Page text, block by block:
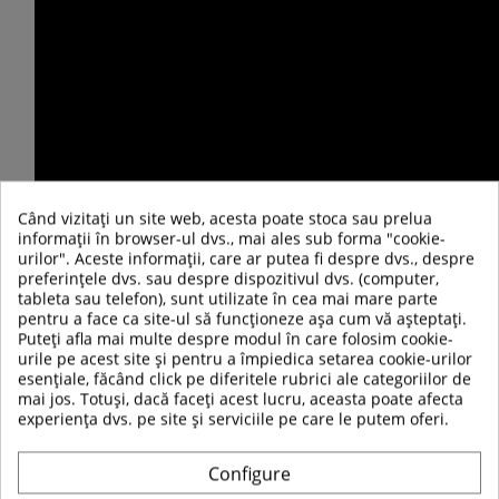
TABEL DE DATE
Cauciuc
Când vizitați un site web, acesta poate stoca sau prelua
informații în browser-ul dvs., mai ales sub forma "cookie-
urilor". Aceste informații, care ar putea fi despre dvs., despre
preferințele dvs. sau despre dispozitivul dvs. (computer,
tableta sau telefon), sunt utilizate în cea mai mare parte
pentru a face ca site-ul să funcționeze așa cum vă așteptați.
Puteți afla mai multe despre modul în care folosim cookie-
urile pe acest site și pentru a împiedica setarea cookie-urilor
esențiale, făcând click pe diferitele rubrici ale categoriilor de
mai jos. Totuși, dacă faceți acest lucru, aceasta poate afecta
experiența dvs. pe site și serviciile pe care le putem oferi.
Configure